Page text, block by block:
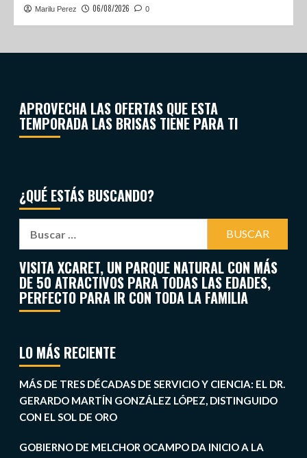
Marilu Perez 06/08/2026 0
APROVECHA LAS OFERTAS QUE ESTA
TEMPORADA LAS BRISAS TIENE PARA TI
¿QUÉ ESTÁS BUSCANDO?
VISITA XCARET, UN PARQUE NATURAL CON MÁS
DE 50 ATRACTIVOS PARA TODAS LAS EDADES,
PERFECTO PARA IR CON TODA LA FAMILIA
LO MÁS RECIENTE
MÁS DE TRES DÉCADAS DE SERVICIO Y CIENCIA: EL DR.
GERARDO MARTÍN GONZÁLEZ LÓPEZ, DISTINGUIDO
CON EL SOL DE ORO
GOBIERNO DE MELCHOR OCAMPO DA INICIO A LA